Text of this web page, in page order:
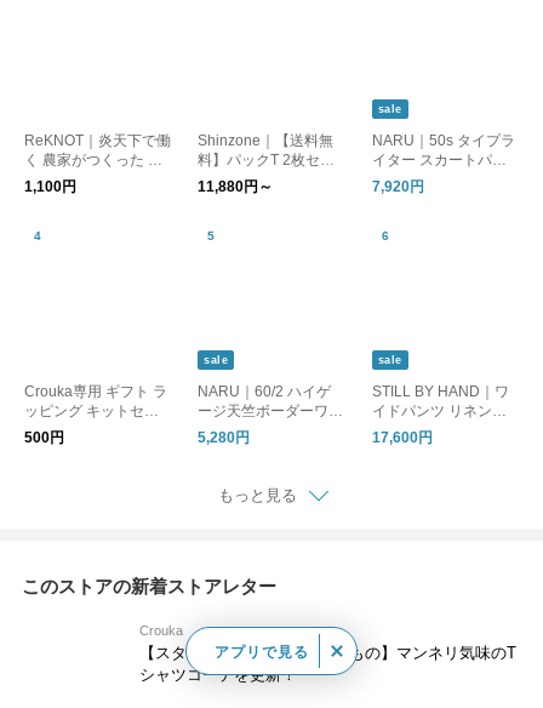
ReKNOT｜炎天下で働
く 農家がつくった 手
ぬぐい ハンカチ MFS
2610 リノット ギフト
1,100円
Shinzone｜【送料無
料】パックT 2枚セッ
ト ショートスリーブ T
シャツ 無地 ボーダー
E 20SMSCU66 26SM
11,880円～
sale
NARU｜50s タイプラ
イター スカートパン
ツ ワイドパンツ イー
ジーパンツ 661905 ナ
7,920円
Crouka専用 ギフト ラ
ッピング キットセッ
ト プレゼント 贈り物
Gift Wrapping クロー
500円
sale
NARU｜60/2 ハイゲ
ージ天竺ボーダーワイ
ドTシャツ カットソー
667205BF ナル
5,280円
sale
STILL BY HAND｜ワ
イドパンツ リネンパ
ンツ タックパンツ PT
01262WM スティルバ
17,600円
もっと見る
このストアの新着ストアレター
Crouka
【スタッフ ミズグチの買ったもの】マンネリ気味のT
シャツコーデを更新！
アプリで見る